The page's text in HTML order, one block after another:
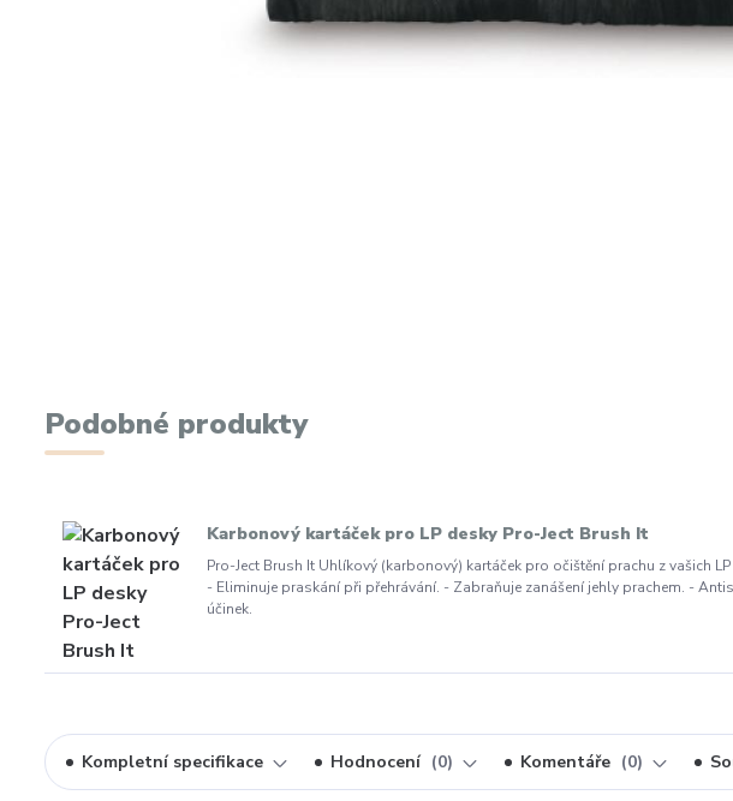
Podobné produkty
Karbonový kartáček pro LP desky Pro-Ject Brush It
Pro-Ject Brush It Uhlíkový (karbonový) kartáček pro očištění prachu z vašich LP
- Eliminuje praskání při přehrávání. - Zabraňuje zanášení jehly prachem. -
účinek.
Kompletní specifikace Hodnocení 0 Komentáře 0